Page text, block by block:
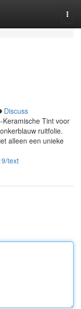
Discuss
Tint voor
ruitfolie.
alleen een unieke
text